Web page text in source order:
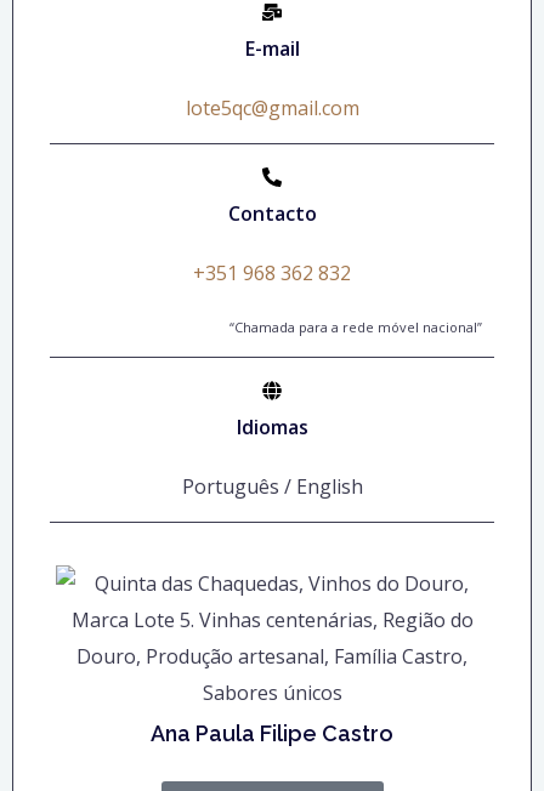
E-mail
lote5qc@gmail.com
Contacto
+351 968 362 832
“Chamada para a rede móvel nacional”
Idiomas
Português / English
Ana Paula Filipe Castro